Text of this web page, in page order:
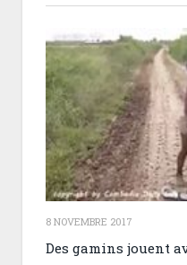
8 NOVEMBRE 2017
Des gamins jouent